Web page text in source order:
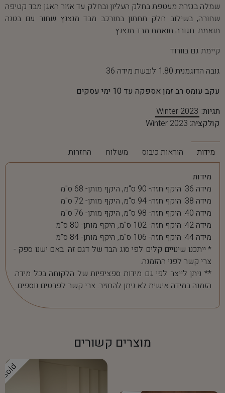
שמלה בגזרת מעטפת בחלק העליון ובחלק עד אזור האגן מבד קטיפה
שחורה, בשילוב חלק תחתון במורכב מבד מנצנץ שחור עם בטנה
תואמת. חגורה תואמת מבד מנצנץ.
קיימת גם בוורוד
גובה הדוגמנית 1.80 לובשת מידה 36
עקב עומס רב זמן אספקה עד 10 ימי עסקים
תגיות: Winter 2023
קולקציה: Winter 2023
מידות הוראות כיבוס משלוח החזרות
מידות
מידה 36: היקף חזה- 90 ס"מ, היקף מותן- 68 ס"מ
מידה 38: היקף חזה- 94 ס"מ, היקף מותן- 72 ס"מ
מידה 40: היקף חזה- 98 ס"מ, היקף מותן- 76 ס"מ
מידה 42: היקף חזה- 102 ס"מ, היקף מותן- 80 ס"מ
מידה 44: היקף חזה- 106 ס"מ, היקף מותן- 84 ס"מ
* ייתכנו שינויים קלים לפי סוג הבד של דגם זה. באם ישנו ספק -
צרי קשר לפני ההזמנה.
** ניתן לייצר לפי גם מידות ספציפיות של הלקוחה בכל מידה.
הזמנה במידה אישית לא ניתן להחזיר. צרי קשר לפרטים נוספים.
מוצרים קשורים
Sold